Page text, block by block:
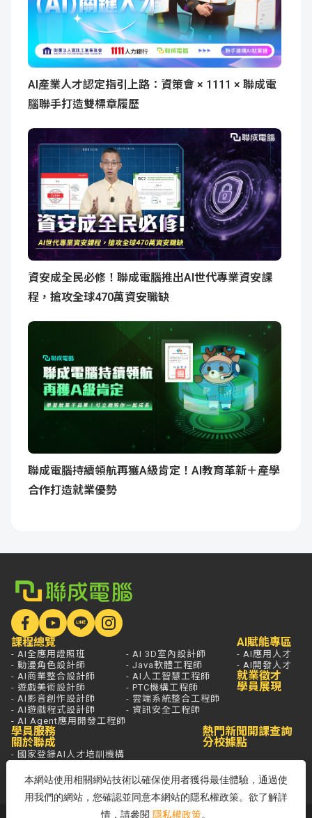
AI產業人才認定指引上路：資策會 × 1111 × 聯成電
腦聯手打造雙標章履歷
資安成全民必修！聯成電腦推出AI世代專業資安課
程，搶攻全球470萬資安職缺
聯成電腦持續領航再獲A級肯定！AI教育革新＋產學
合作打造就業優勢
課程總覽
- AI全應用證照班
- 動漫角色設計師
- AI商業整合設計師
- 遊戲美術設計師
- AI影音創作設計師
- AI遊戲程式設計師
- AI Agent應用開發工程師
- AI 3D室內設計師
- Java軟體工程師
- AI人工智慧工程師
- PTC機構工程師
- 雲端系統整合工程師
- 資訊安全工程師
AI賦能專區
- AI應用人才
- AI開發人才
就業徵才
學員展現
學員服務
關於聯成
- 國家登錄AI人才培訓機構
- 品牌大事記
熱門新聞
分校據點
開課查詢
本網站使用相關網站技術以確保使用者獲得最佳體驗，通過使
用我們的網站，您確認並同意本網站的隱私權政策。欲了解詳
情，請參閱 隱私權政策。